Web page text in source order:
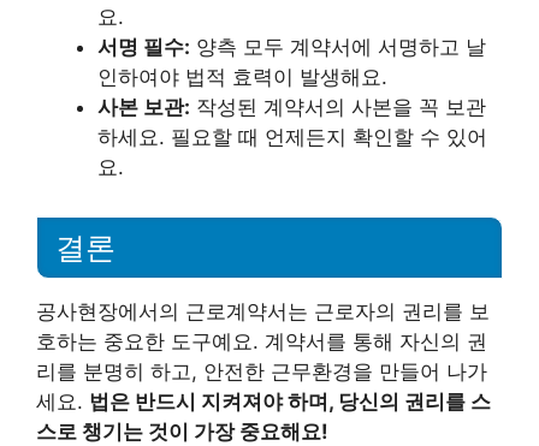
요.
서명 필수: 양측 모두 계약서에 서명하고 날
인하여야 법적 효력이 발생해요.
사본 보관: 작성된 계약서의 사본을 꼭 보관
하세요. 필요할 때 언제든지 확인할 수 있어
요.
결론
공사현장에서의 근로계약서는 근로자의 권리를 보
호하는 중요한 도구예요. 계약서를 통해 자신의 권
리를 분명히 하고, 안전한 근무환경을 만들어 나가
세요. 법은 반드시 지켜져야 하며, 당신의 권리를 스
스로 챙기는 것이 가장 중요해요!